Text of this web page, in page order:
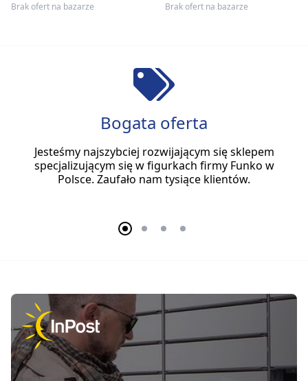
Brak ofert na bazarze Brak ofert na bazarze
Bogata oferta
Jesteśmy najszybciej rozwijającym się sklepem
specjalizującym się w figurkach firmy Funko w
Polsce. Zaufało nam tysiące klientów.